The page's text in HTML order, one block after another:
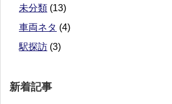
未分類 (13)
車両ネタ (4)
駅探訪 (3)
新着記事